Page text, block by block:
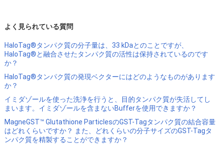
よく見られている質問
HaloTag®タンパク質の分子量は、33 kDaとのことですが、
HaloTag®と融合させたタンパク質の活性は保持されているのです
か？
HaloTag®タンパク質の発現ベクターにはどのようなものがあります
か？
イミダゾールを使った洗浄を行うと、目的タンパク質が失活してし
まいます。イミダゾールを含まないBufferを使用できますか？
MagneGST™ Glutathione ParticlesのGST-Tagタンパク質の結合容量
はどれくらいですか？ また、どれくらいの分子サイズのGST-Tagタ
ンパク質を精製することができますか？